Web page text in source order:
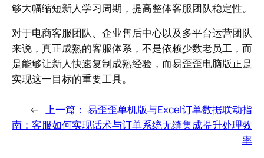
够大幅缩短新人学习周期，提高整体客服团队稳定性。
对于电商客服团队、企业售后中心以及多平台运营团队
来说，真正成熟的客服体系，不是依赖少数老员工，而
是能够让新人快速复制成熟经验，而易歪歪电脑版正是
实现这一目标的重要工具。
← 上一篇： 易歪歪单机版与Excel订单数据联动指
南：客服如何实现话术与订单系统无缝集成提升处理效
率